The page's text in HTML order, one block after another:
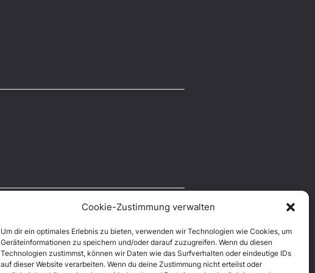
Cookie-Zustimmung verwalten
Um dir ein optimales Erlebnis zu bieten, verwenden wir Technologien wie Cookies, um
Geräteinformationen zu speichern und/oder darauf zuzugreifen. Wenn du diesen
Technologien zustimmst, können wir Daten wie das Surfverhalten oder eindeutige IDs
auf dieser Website verarbeiten. Wenn du deine Zustimmung nicht erteilst oder